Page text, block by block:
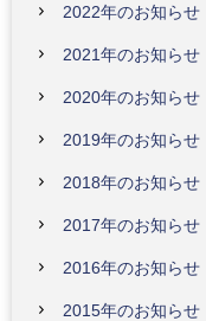
2022年のお知らせ
2021年のお知らせ
2020年のお知らせ
2019年のお知らせ
2018年のお知らせ
2017年のお知らせ
2016年のお知らせ
2015年のお知らせ